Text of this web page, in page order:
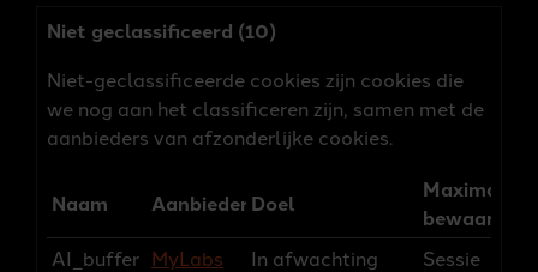
Niet geclassificeerd (10)
Niet-geclassificeerde cookies zijn cookies die
we nog aan het classificeren zijn, samen met de
aanbieders van afzonderlijke cookies.
Naam Aanbieder Doel
Maximale
AI_buffer MyLabs In afwachting Sessie